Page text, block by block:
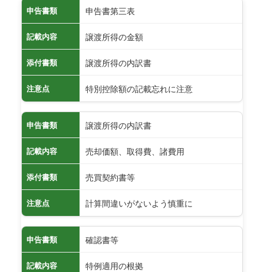
申告書類 申告書第三表
記載内容 譲渡所得の金額
添付書類 譲渡所得の内訳書
注意点 特別控除額の記載忘れに注意
申告書類 譲渡所得の内訳書
記載内容 売却価額、取得費、諸費用
添付書類 売買契約書等
注意点 計算間違いがないよう慎重に
申告書類 確認書等
記載内容 特例適用の根拠